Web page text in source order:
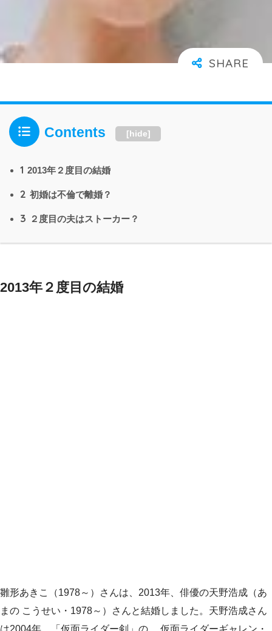
Contents [hide]
1 2013年２度目の結婚
2 初婚は不倫で離婚？
3 ２度目の夫はストーカー？
2013年２度目の結婚
雛形あきこ（1978～）さんは、2013年、俳優の天野浩成（あ
まの こうせい・1978～）さんと結婚しました。天野浩成さん